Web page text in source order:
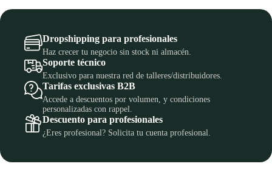
Dropshipping para profesionales
Haz crecer tu negocio sin stock ni almacén.
Soporte técnico
Exclusivo para nuestra red de talleres/distribuidores.
Tarifas exclusivas B2B
Accede a descuentos por volumen, y condiciones
personalizadas con rappel.
Descuento para profesionales
¿Eres profesional? Solicita tu cuenta profesional.